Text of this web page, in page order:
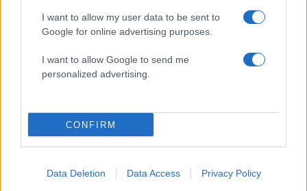
I want to allow my user data to be sent to
Google for online advertising purposes.
I want to allow Google to send me
personalized advertising.
CONFIRM
Data Deletion Data Access Privacy Policy